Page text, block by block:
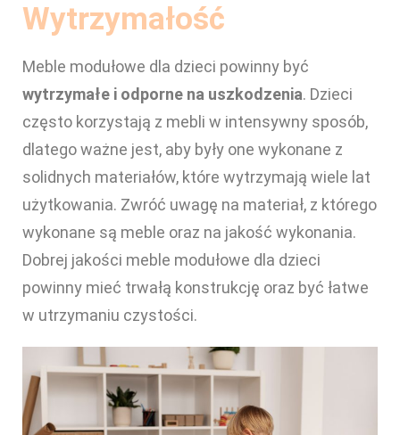
Wytrzymałość
Meble modułowe dla dzieci powinny być
wytrzymałe i odporne na uszkodzenia. Dzieci
często korzystają z mebli w intensywny sposób,
dlatego ważne jest, aby były one wykonane z
solidnych materiałów, które wytrzymają wiele lat
użytkowania. Zwróć uwagę na materiał, z którego
wykonane są meble oraz na jakość wykonania.
Dobrej jakości meble modułowe dla dzieci
powinny mieć trwałą konstrukcję oraz być łatwe
w utrzymaniu czystości.